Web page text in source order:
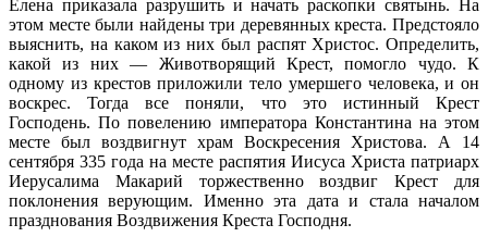
Елена приказала разрушить и начать раскопки святынь. На
этом месте были найдены три деревянных креста. Предстояло
выяснить, на каком из них был распят Христос. Определить,
какой из них — Животворящий Крест, помогло чудо. К
одному из крестов приложили тело умершего человека, и он
воскрес. Тогда все поняли, что это истинный Крест
Господень. По повелению императора Константина на этом
месте был воздвигнут храм Воскресения Христова. А 14
сентября 335 года на месте распятия Иисуса Христа патриарх
Иерусалима Макарий торжественно воздвиг Крест для
поклонения верующим. Именно эта дата и стала началом
празднования Воздвижения Креста Господня.